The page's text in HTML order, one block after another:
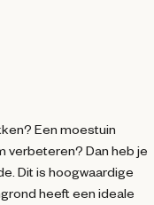
Een moestuin
verbeteren? Dan heb je
Dit is hoogwaardige
heeft een ideale